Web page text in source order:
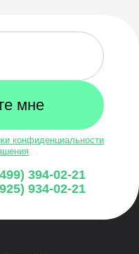
конфиденциальности
394-02-21
934-02-21